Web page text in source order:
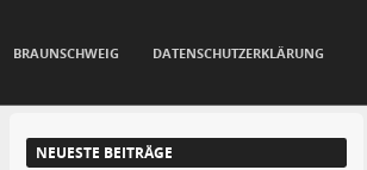
BRAUNSCHWEIG DATENSCHUTZERKLÄRUNG
NEUESTE BEITRÄGE